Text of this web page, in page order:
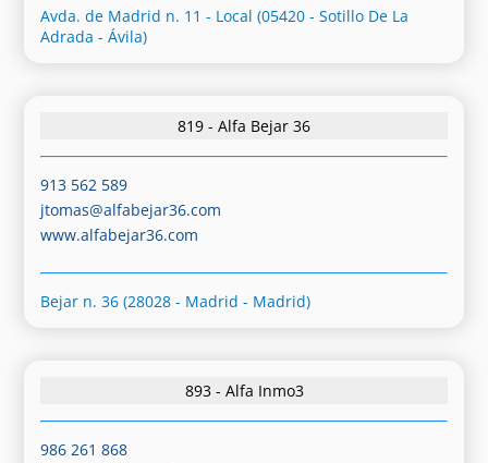
Avda. de Madrid n. 11 - Local (05420 - Sotillo De La
Adrada - Ávila)
819 - Alfa Bejar 36
913 562 589
jtomas@alfabejar36.com
www.alfabejar36.com
Bejar n. 36 (28028 - Madrid - Madrid)
893 - Alfa Inmo3
986 261 868